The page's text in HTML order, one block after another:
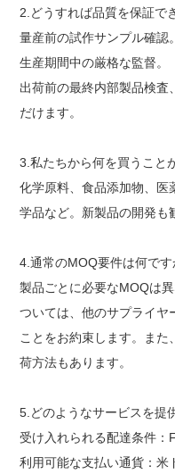
2.どうすれば品質を保証で
量産前の試作サンプル確認。
生産期間中の厳格な監督。
出荷前の最終内部製品検査
だけます。
3.私たちから何を買うこと
化学原料、食品添加物、医
学品など。新製品の開発も
4.通常のMOQ要件は何です
製品ごとに必要なMOQは
ついては、他のサプライヤ
ことをお約束します。また
荷方法もあります。
5.どのようなサービスを提
受け入れられる配達条件：
利用可能な支払い通貨：米